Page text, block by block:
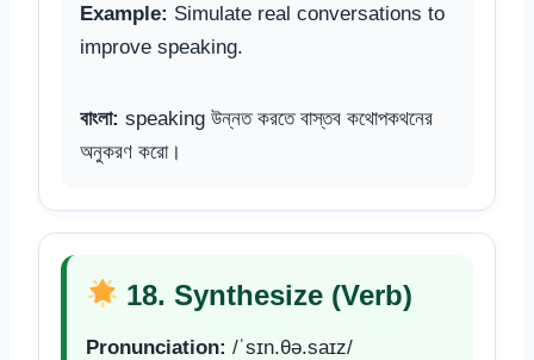
Example: Simulate real conversations to
improve speaking.
বাংলা: speaking উন্নত করতে বাস্তব কথোপকথনের
অনুকরণ করো।
18. Synthesize (Verb)
Pronunciation: /ˈsɪn.θə.saɪz/